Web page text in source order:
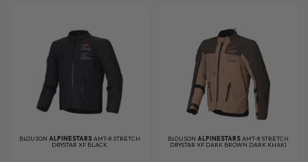
BLOUSON ALPINESTARSAMT-8 STRETCH
DRYSTAR XF BLACK
BLOUSONALPINESTARSAMT-8 STRETCH
DRYSTAR XF DARK BROWN DARK KHAKI